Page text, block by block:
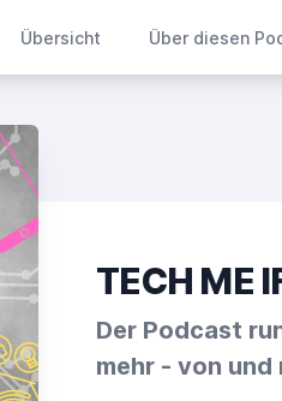
Übersicht Über diesen
TECH ME
Der Podcast
mehr - von und